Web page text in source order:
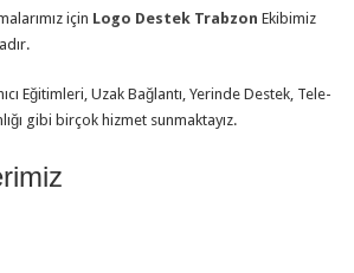
için Logo Destek Trabzon Ekibimiz
Eğitimleri, Uzak Bağlantı, Yerinde Destek, Tele-
gibi birçok hizmet sunmaktayız.